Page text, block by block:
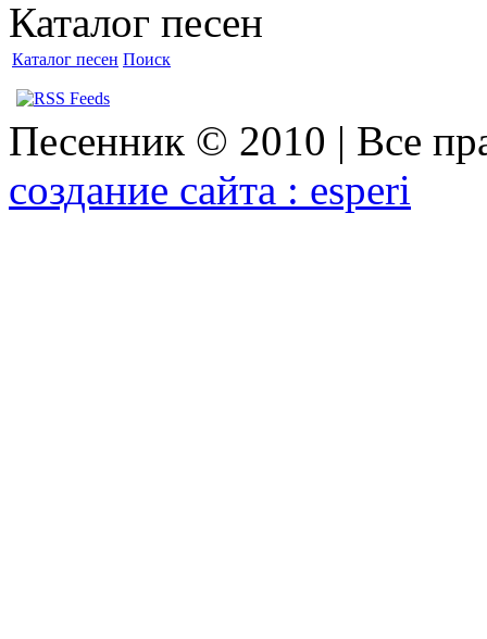
Каталог песен
Каталог песен Поиск
Песенник © 2010 | Все
создание сайта : esperi